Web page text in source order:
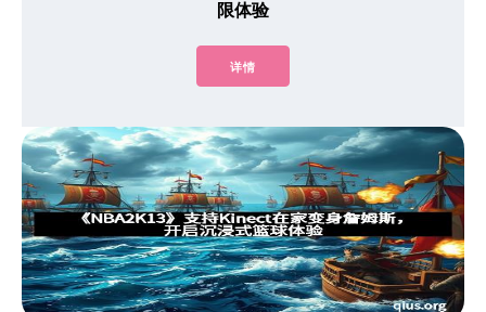
限体验
详情